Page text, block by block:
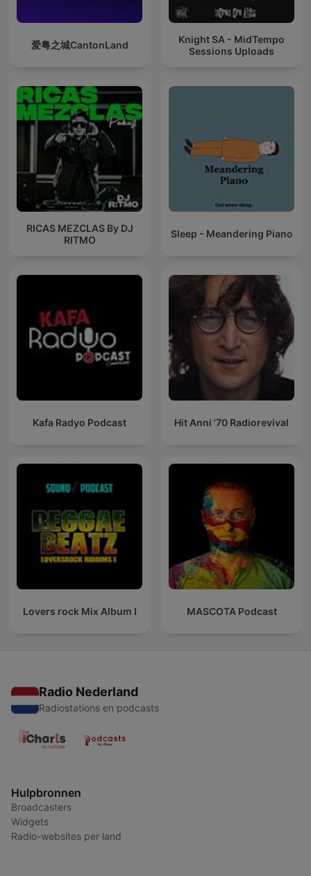
爱粤之城CantonLand
Knight SA - MidTempo
Sessions Uploads
RICAS MEZCLAS By DJ
RITMO
Sleep - Meandering Piano
Kafa Radyo Podcast Hit Anni '70 Radiorevival
Lovers rock Mix Album I MASCOTA Podcast
Radio Nederland
Radiostations en podcasts
Hulpbronnen
Broadcasters
Widgets
Radio-websites per land